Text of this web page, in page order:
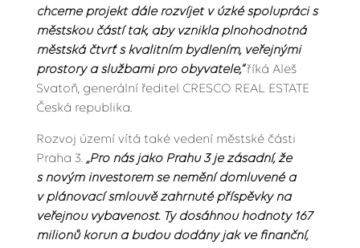
chceme projekt dále rozvíjet v úzké spolupráci s
městskou částí tak, aby vznikla plnohodnotná
městská čtvrť s kvalitním bydlením, veřejnými
prostory a službami pro obyvatele,“říká Aleš
Svatoň, generální ředitel CRESCO REAL ESTATE
Česká republika.
Rozvoj území vítá také vedení městské části
Praha 3. „Pro nás jako Prahu 3 je zásadní, že
s novým investorem se nemění domluvené a
v plánovací smlouvě zahrnuté příspěvky na
veřejnou vybavenost. Ty dosáhnou hodnoty 167
milionů korun a budou dodány jak ve finanční,